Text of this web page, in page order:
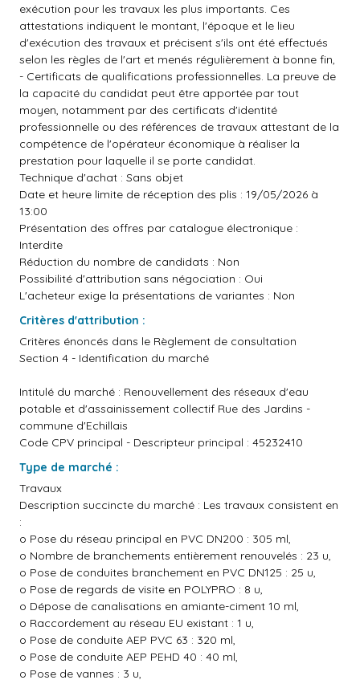
exécution pour les travaux les plus importants. Ces
attestations indiquent le montant, l'époque et le lieu
d'exécution des travaux et précisent s'ils ont été effectués
selon les règles de l'art et menés régulièrement à bonne fin,
- Certificats de qualifications professionnelles. La preuve de
la capacité du candidat peut être apportée par tout
moyen, notamment par des certificats d'identité
professionnelle ou des références de travaux attestant de la
compétence de l'opérateur économique à réaliser la
prestation pour laquelle il se porte candidat.
Technique d'achat : Sans objet
Date et heure limite de réception des plis : 19/05/2026 à
13:00
Présentation des offres par catalogue électronique :
Interdite
Réduction du nombre de candidats : Non
Possibilité d'attribution sans négociation : Oui
L'acheteur exige la présentations de variantes : Non
Critères d'attribution :
Critères énoncés dans le Règlement de consultation
Section 4 - Identification du marché
Intitulé du marché : Renouvellement des réseaux d'eau
potable et d'assainissement collectif Rue des Jardins -
commune d'Echillais
Code CPV principal - Descripteur principal : 45232410
Type de marché :
Travaux
Description succincte du marché : Les travaux consistent en
:
o Pose du réseau principal en PVC DN200 : 305 ml,
o Nombre de branchements entièrement renouvelés : 23 u,
o Pose de conduites branchement en PVC DN125 : 25 u,
o Pose de regards de visite en POLYPRO : 8 u,
o Dépose de canalisations en amiante-ciment 10 ml,
o Raccordement au réseau EU existant : 1 u,
o Pose de conduite AEP PVC 63 : 320 ml,
o Pose de conduite AEP PEHD 40 : 40 ml,
o Pose de vannes : 3 u,